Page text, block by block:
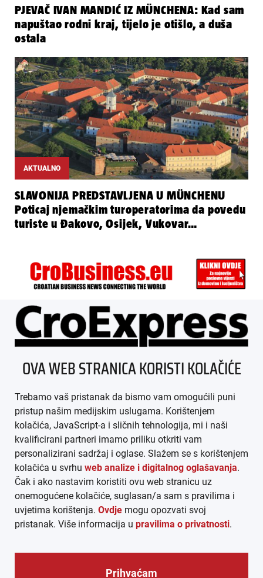
PJEVAČ IVAN MANDIĆ IZ MÜNCHENA: Kad sam
napuštao rodni kraj, tijelo je otišlo, a duša
ostala
AKTUALNO
SLAVONIJA PREDSTAVLJENA U MÜNCHENU
Poticaj njemačkim turoperatorima da povedu
turiste u Đakovo, Osijek, Vukovar…
ÜBER UNS
IMPRESSUM
AGB
DATENSCHUTZ
MEDIADATEN
ARHIVA (PDF)
OVA WEB STRANICA KORISTI KOLAČIĆE
Trebamo vaš pristanak da bismo vam omogućili puni
pristup našim medijskim uslugama. Korištenjem
kolačića, JavaScript-a i sličnih tehnologija, mi i naši
kvalificirani partneri imamo priliku otkriti vam
personalizirani sadržaj i oglase. Slažem se s korištenjem
kolačića u svrhu web analize i digitalnog oglašavanja.
Čak i ako nastavim koristiti ovu web stranicu uz
onemogućene kolačiće, suglasan/a sam s pravilima i
uvjetima korištenja. Ovdje mogu opozvati svoj
pristanak. Više informacija u pravilima o privatnosti.
Prihvaćam